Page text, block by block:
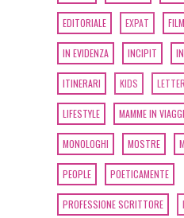
EDITORIALE EXPAT FILM
IN EVIDENZA INCIPIT
ITINERARI KIDS
LIFESTYLE MAMME IN
MONOLOGHI MOSTRE
PEOPLE POETICAMENTE
PROFESSIONE SCRITTORE